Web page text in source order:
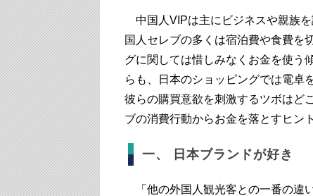
中国人VIPは主にビジネスや親族
国人セレブの多くは宿泊費や食費を
グに関しては惜しみなくお金を使う
らも、日本のショッピングでは電卓
彼らの購買意欲を刺激するツボはど
ブの消費行動からお金を落とすヒン
一、 日本ブランドが好き
「他の外国人観光客との一番の違